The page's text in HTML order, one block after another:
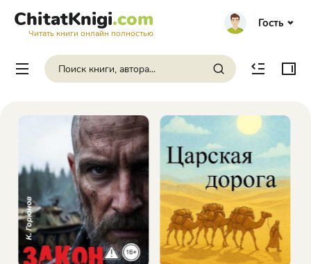
ChitatKnigi.com
Читать книги онлайн полностью
Гость